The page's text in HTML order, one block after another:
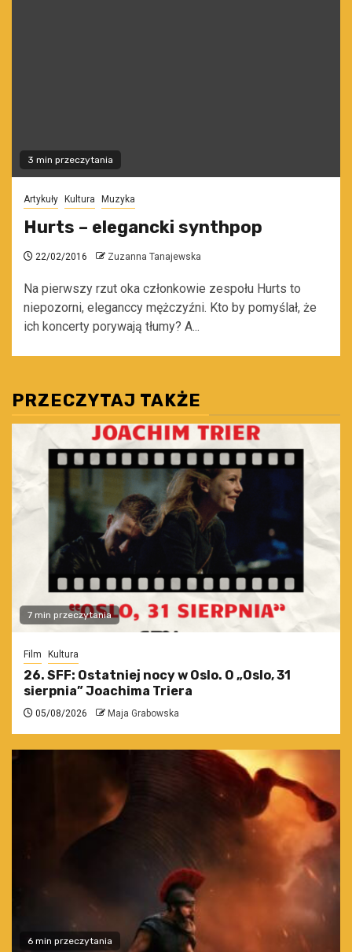
3 min przeczytania
Artykuły Kultura Muzyka
Hurts – elegancki synthpop
22/02/2016 Zuzanna Tanajewska
Na pierwszy rzut oka członkowie zespołu Hurts to
niepozorni, eleganccy mężczyźni. Kto by pomyślał, że
ich koncerty porywają tłumy? A...
PRZECZYTAJ TAKŻE
7 min przeczytania
Film Kultura
26. SFF: Ostatniej nocy w Oslo. O „Oslo, 31
sierpnia” Joachima Triera
05/08/2026 Maja Grabowska
6 min przeczytania